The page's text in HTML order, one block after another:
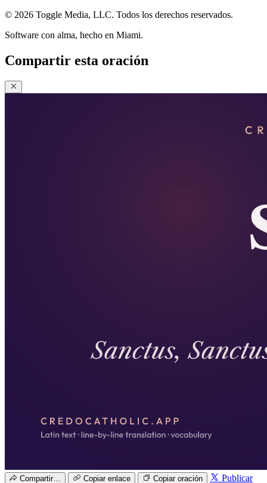
© 2026 Toggle Media, LLC. Todos los derechos reservados.
Software con alma, hecho en Miami.
Compartir esta oración
Compartir… Copiar enlace Copiar oración Publicar